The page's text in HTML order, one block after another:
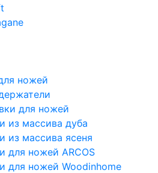
ножей
для ножей
из массива дуба
из массива ясеня
для ножей ARCOS
для ножей Woodinhome